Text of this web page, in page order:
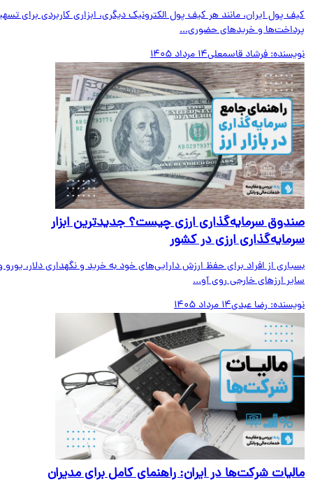
پول ایران، مانند هر کیف پول الکترونیک دیگری، ابزاری کاربردی برای تسهیل
و خریدهای حضوری...
فرشاد قاسمعلی14 مرداد 1405
سرمایه‌گذاری ارزی چیست؟ جدیدترین ابزار
ارزی در کشور
از افراد برای حفظ ارزش دارایی‌های خود به خرید و نگهداری دلار، یورو و
ارزهای خارجی روی آو...
رضا عبدی14 مرداد 1405
شرکت‌ها در ایران: راهنمای کامل برای مدیران